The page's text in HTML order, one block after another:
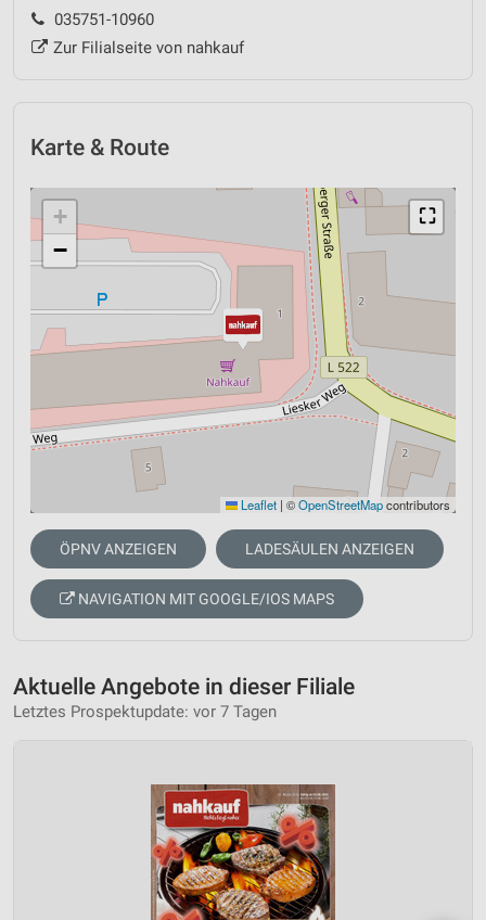
035751-10960
Zur Filialseite von nahkauf
Karte & Route
⛶
+
−
Leaflet | ©OpenStreetMapcontributors
ÖPNV ANZEIGEN LADESÄULEN ANZEIGEN
NAVIGATION MIT GOOGLE/IOS MAPS
Aktuelle Angebote in dieser Filiale
Letztes Prospektupdate: vor 7 Tagen